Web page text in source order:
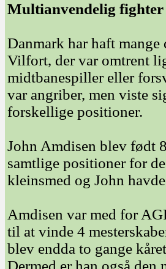
Multianvendelig fighter
Danmark har haft
Vilfort, der var omtrent
midtbanespiller eller
var angriber, men viste
forskellige positioner.
John Amdisen blev født
samtlige positioner for
kleinsmed og John
Amdisen var med for
til at vinde 4
blev endda to gange
Dermed er han også